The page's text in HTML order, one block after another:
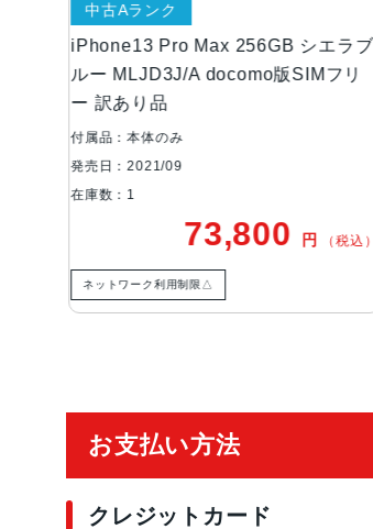
iPhone13 Pro Max 256GB シエラブ
ルー MLJD3J/A docomo版SIMフリ
ー 訳あり品
中古Aランク
付属品：本体のみ
発売日：2021/09
在庫数：1
73,800 円 （税込）
ネットワーク利用制限△
お支払い方法
クレジットカード